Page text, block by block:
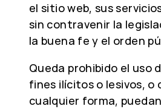
el sitio web, sus
sin contravenir la
la buena fe y el orden
Queda prohibido el uso
fines ilícitos o lesivos, o
cualquier forma,